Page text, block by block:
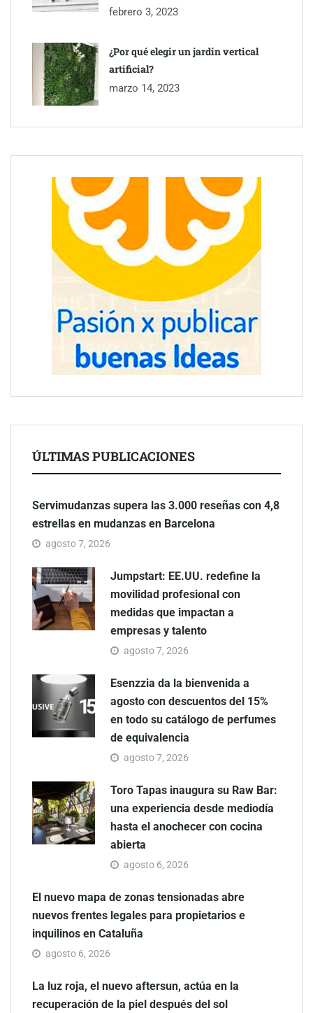
febrero 3, 2023
¿Por qué elegir un jardín vertical
artificial?
marzo 14, 2023
ÚLTIMAS PUBLICACIONES
Servimudanzas supera las 3.000 reseñas con 4,8
estrellas en mudanzas en Barcelona
agosto 7, 2026
Jumpstart: EE.UU. redefine la
movilidad profesional con
medidas que impactan a
empresas y talento
agosto 7, 2026
Esenzzia da la bienvenida a
agosto con descuentos del 15%
en todo su catálogo de perfumes
de equivalencia
agosto 7, 2026
Toro Tapas inaugura su Raw Bar:
una experiencia desde mediodía
hasta el anochecer con cocina
abierta
agosto 6, 2026
El nuevo mapa de zonas tensionadas abre
nuevos frentes legales para propietarios e
inquilinos en Cataluña
agosto 6, 2026
La luz roja, el nuevo aftersun, actúa en la
recuperación de la piel después del sol